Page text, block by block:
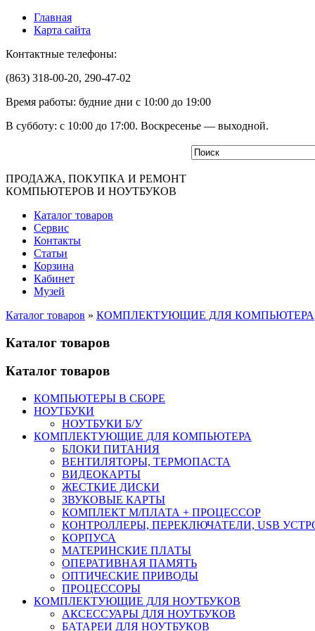
Главная
Карта сайта
Контактные телефоны:
(863) 318-00-20, 290-47-02
Время работы: будние дни с 10:00 до 19:00
В субботу: с 10:00 до 17:00. Воскресенье — выходной.
ПРОДАЖА, ПОКУПКА И РЕМОНТ
КОМПЬЮТЕРОВ И НОУТБУКОВ
Каталог товаров
Сервис
Контакты
Статьи
Корзина
Кабинет
Музей
Каталог товаров » КОМПЛЕКТУЮЩИЕ ДЛЯ КОМПЬЮТЕРА
Каталог товаров
Каталог товаров
КОМПЬЮТЕРЫ В СБОРЕ
НОУТБУКИ
НОУТБУКИ Б/У
КОМПЛЕКТУЮЩИЕ ДЛЯ КОМПЬЮТЕРА
БЛОКИ ПИТАНИЯ
ВЕНТИЛЯТОРЫ, ТЕРМОПАСТА
ВИДЕОКАРТЫ
ЖЕСТКИЕ ДИСКИ
ЗВУКОВЫЕ КАРТЫ
КОМПЛЕКТ М/ПЛАТА + ПРОЦЕССОР
КОНТРОЛЛЕРЫ, ПЕРЕКЛЮЧАТЕЛИ, USB
КОРПУСА
МАТЕРИНСКИЕ ПЛАТЫ
ОПЕРАТИВНАЯ ПАМЯТЬ
ОПТИЧЕСКИЕ ПРИВОДЫ
ПРОЦЕССОРЫ
КОМПЛЕКТУЮЩИЕ ДЛЯ НОУТБУКОВ
АКСЕССУАРЫ ДЛЯ НОУТБУКОВ
БАТАРЕИ ДЛЯ НОУТБУКОВ